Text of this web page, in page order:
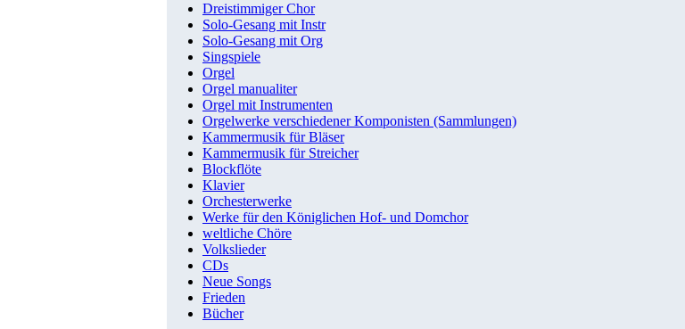
Dreistimmiger Chor
Solo-Gesang mit Instr
Solo-Gesang mit Org
Singspiele
Orgel
Orgel manualiter
Orgel mit Instrumenten
Orgelwerke verschiedener Komponisten (Sammlungen)
Kammermusik für Bläser
Kammermusik für Streicher
Blockflöte
Klavier
Orchesterwerke
Werke für den Königlichen Hof- und Domchor
weltliche Chöre
Volkslieder
CDs
Neue Songs
Frieden
Bücher